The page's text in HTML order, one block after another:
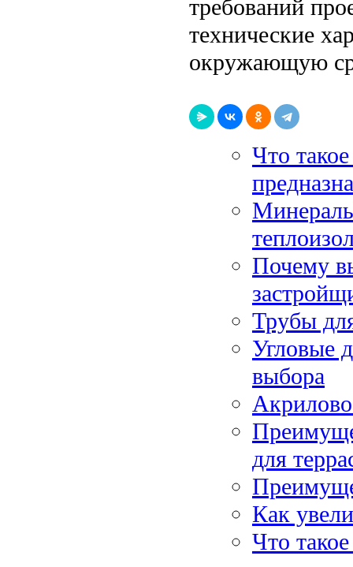
требований
технические
окружающую
Что
Почему
Трубы
Угловые
выбора
для
Как
Что